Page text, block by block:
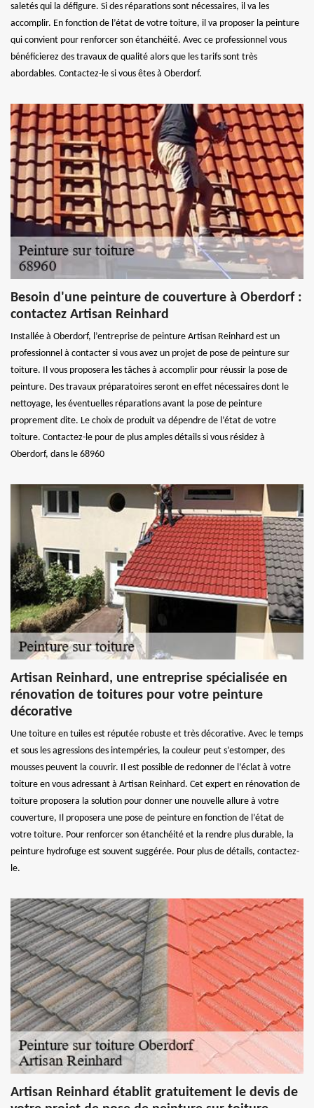
saletés qui la défigure. Si des réparations sont nécessaires, il va les
accomplir. En fonction de l’état de votre toiture, il va proposer la peinture
qui convient pour renforcer son étanchéité. Avec ce professionnel vous
bénéficierez des travaux de qualité alors que les tarifs sont très
abordables. Contactez-le si vous êtes à Oberdorf.
Besoin d'une peinture de couverture à Oberdorf :
contactez Artisan Reinhard
Installée à Oberdorf, l’entreprise de peinture Artisan Reinhard est un
professionnel à contacter si vous avez un projet de pose de peinture sur
toiture. Il vous proposera les tâches à accomplir pour réussir la pose de
peinture. Des travaux préparatoires seront en effet nécessaires dont le
nettoyage, les éventuelles réparations avant la pose de peinture
proprement dite. Le choix de produit va dépendre de l’état de votre
toiture. Contactez-le pour de plus amples détails si vous résidez à
Oberdorf, dans le 68960
Artisan Reinhard, une entreprise spécialisée en
rénovation de toitures pour votre peinture
décorative
Une toiture en tuiles est réputée robuste et très décorative. Avec le temps
et sous les agressions des intempéries, la couleur peut s’estomper, des
mousses peuvent la couvrir. Il est possible de redonner de l’éclat à votre
toiture en vous adressant à Artisan Reinhard. Cet expert en rénovation de
toiture proposera la solution pour donner une nouvelle allure à votre
couverture, Il proposera une pose de peinture en fonction de l’état de
votre toiture. Pour renforcer son étanchéité et la rendre plus durable, la
peinture hydrofuge est souvent suggérée. Pour plus de détails, contactez-
le.
Artisan Reinhard établit gratuitement le devis de